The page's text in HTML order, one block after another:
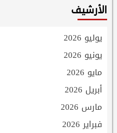
الأرشيف
يوليو 2026
يونيو 2026
مايو 2026
أبريل 2026
مارس 2026
فبراير 2026